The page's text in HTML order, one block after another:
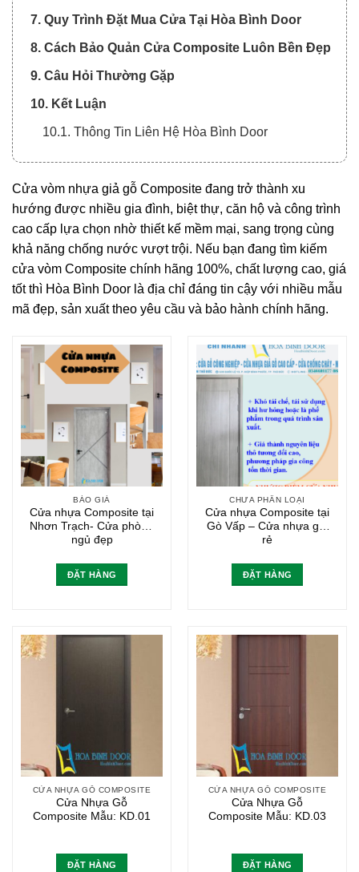
7. Quy Trình Đặt Mua Cửa Tại Hòa Bình Door
8. Cách Bảo Quản Cửa Composite Luôn Bền Đẹp
9. Câu Hỏi Thường Gặp
10. Kết Luận
10.1. Thông Tin Liên Hệ Hòa Bình Door
Cửa vòm nhựa giả gỗ Composite đang trở thành xu
hướng được nhiều gia đình, biệt thự, căn hộ và công trình
cao cấp lựa chọn nhờ thiết kế mềm mại, sang trọng cùng
khả năng chống nước vượt trội. Nếu bạn đang tìm kiếm
cửa vòm Composite chính hãng 100%, chất lượng cao, giá
tốt thì Hòa Bình Door là địa chỉ đáng tin cậy với nhiều mẫu
mã đẹp, sản xuất theo yêu cầu và bảo hành chính hãng.
BÁO GIÁ
Cửa nhựa Composite tại
Nhơn Trạch- Cửa phòng
ngủ đẹp
ĐẶT HÀNG
CHƯA PHÂN LOẠI
Cửa nhựa Composite tại
Gò Vấp – Cửa nhựa giá
rẻ
ĐẶT HÀNG
CỬA NHỰA GỖ COMPOSITE
Cửa Nhựa Gỗ
Composite Mẫu: KD.01
ĐẶT HÀNG
CỬA NHỰA GỖ COMPOSITE
Cửa Nhựa Gỗ
Composite Mẫu: KD.03
ĐẶT HÀNG